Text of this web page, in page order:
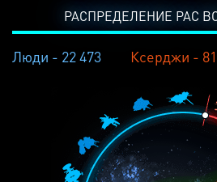
РАСПРЕДЕЛЕНИЕ РАС
Люди - 22 473 Ксерджи -